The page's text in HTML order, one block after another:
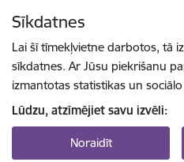
Sīkdatnes
Lai šī tīmekļvietne darbotos, tā
sīkdatnes. Ar Jūsu piekrišanu
izmantotas statistikas un
Lūdzu, atzīmējiet savu izvēli:
Noraidīt